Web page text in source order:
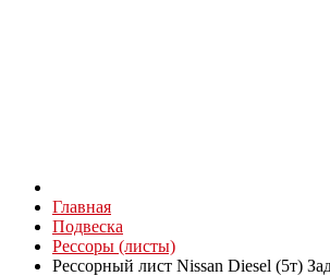
Главная
Подвеска
Рессоры (листы)
Рессорный лист Nissan Diesel (5т)